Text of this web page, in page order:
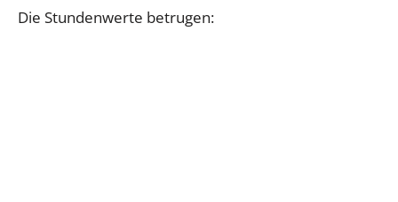
Die Stundenwerte betrugen: